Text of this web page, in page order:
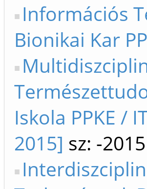
Információs
Bionikai Kar
Iskola PPKE /
2015] sz: -2015